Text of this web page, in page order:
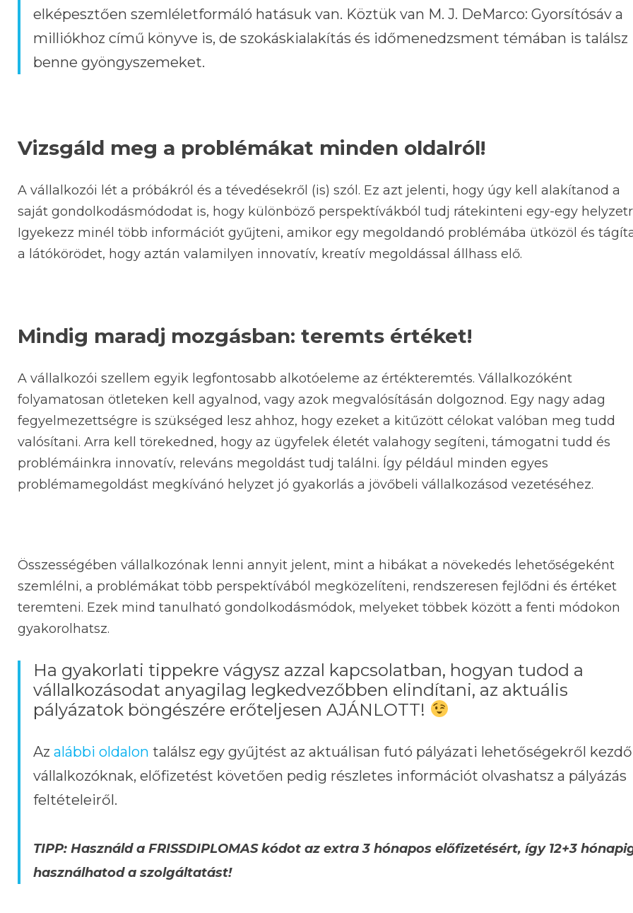
elképesztően szemléletformáló hatásuk van. Köztük van M. J. DeMarco: Gyorsítósáv a
milliókhoz című könyve is, de szokáskialakítás és időmenedzsment témában is találsz
benne gyöngyszemeket.
Vizsgáld meg a problémákat minden oldalról!
A vállalkozói lét a próbákról és a tévedésekről (is) szól. Ez azt jelenti, hogy úgy kell alakítanod a
saját gondolkodásmódodat is, hogy különböző perspektívákból tudj rátekinteni egy-egy
Igyekezz minél több információt gyűjteni, amikor egy megoldandó problémába ütközöl és
a látókörödet, hogy aztán valamilyen innovatív, kreatív megoldással állhass elő.
Mindig maradj mozgásban: teremts értéket!
A vállalkozói szellem egyik legfontosabb alkotóeleme az értékteremtés. Vállalkozóként
folyamatosan ötleteken kell agyalnod, vagy azok megvalósításán dolgoznod. Egy nagy adag
fegyelmezettségre is szükséged lesz ahhoz, hogy ezeket a kitűzött célokat valóban meg tudd
valósítani. Arra kell törekedned, hogy az ügyfelek életét valahogy segíteni, támogatni tudd és
problémáinkra innovatív, releváns megoldást tudj találni. Így például minden egyes
problémamegoldást megkívánó helyzet jó gyakorlás a jövőbeli vállalkozásod vezetéséhez.
Összességében vállalkozónak lenni annyit jelent, mint a hibákat a növekedés lehetőségeként
szemlélni, a problémákat több perspektívából megközelíteni, rendszeresen fejlődni és értéket
teremteni. Ezek mind tanulható gondolkodásmódok, melyeket többek között a fenti módokon
gyakorolhatsz.
Ha gyakorlati tippekre vágysz azzal kapcsolatban, hogyan tudod a
vállalkozásodat anyagilag legkedvezőbben elindítani, az aktuális
pályázatok böngészére erőteljesen AJÁNLOTT!
Az alábbi oldalon találsz egy gyűjtést az aktuálisan futó pályázati lehetőségekről kezdő
vállalkozóknak, előfizetést követően pedig részletes információt olvashatsz a pályázás
feltételeiről.
TIPP: Használd a FRISSDIPLOMAS kódot az extra 3 hónapos előfizetésért, így 12+3
használhatod a szolgáltatást!